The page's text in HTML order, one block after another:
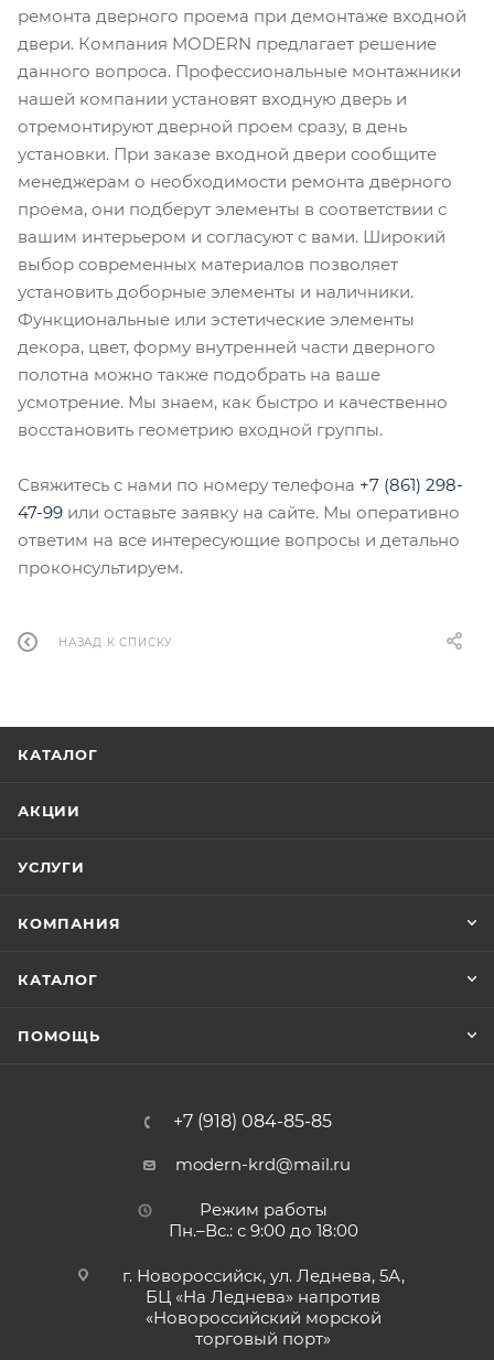
ремонта дверного проема при демонтаже входной
двери. Компания MODERN предлагает решение
данного вопроса. Профессиональные монтажники
нашей компании установят входную дверь и
отремонтируют дверной проем сразу, в день
установки. При заказе входной двери сообщите
менеджерам о необходимости ремонта дверного
проема, они подберут элементы в соответствии с
вашим интерьером и согласуют с вами. Широкий
выбор современных материалов позволяет
установить доборные элементы и наличники.
Функциональные или эстетические элементы
декора, цвет, форму внутренней части дверного
полотна можно также подобрать на ваше
усмотрение. Мы знаем, как быстро и качественно
восстановить геометрию входной группы.
Свяжитесь с нами по номеру телефона +7 (861) 298-
47-99 или оставьте заявку на сайте. Мы оперативно
ответим на все интересующие вопросы и детально
проконсультируем.
НАЗАД К СПИСКУ
КАТАЛОГ
АКЦИИ
УСЛУГИ
КОМПАНИЯ
КАТАЛОГ
ПОМОЩЬ
+7 (918) 084-85-85
modern-krd@mail.ru
Режим работы
Пн.–Вс.: с 9:00 до 18:00
г. Новороссийск, ул. Леднева, 5А,
БЦ «На Леднева» напротив
«Новороссийский морской
торговый порт»